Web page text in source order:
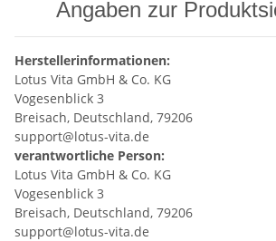
Angaben zur
Herstellerinformationen:
Lotus Vita GmbH & Co. KG
Vogesenblick 3
Breisach, Deutschland, 79206
support@lotus-vita.de
verantwortliche Person:
Lotus Vita GmbH & Co. KG
Vogesenblick 3
Breisach, Deutschland, 79206
support@lotus-vita.de